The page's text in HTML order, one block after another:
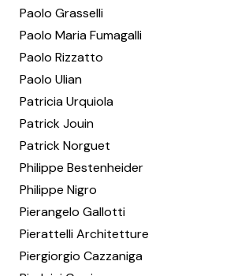
Paolo Grasselli
Paolo Maria Fumagalli
Paolo Rizzatto
Paolo Ulian
Patricia Urquiola
Patrick Jouin
Patrick Norguet
Philippe Bestenheider
Philippe Nigro
Pierangelo Gallotti
Pierattelli Architetture
Piergiorgio Cazzaniga